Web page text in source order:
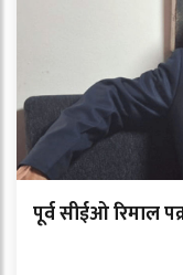
पूर्व सीईओ रिमाल